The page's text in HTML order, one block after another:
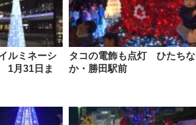
ルミネーシ
月31日ま
タコの電飾も点灯 ひたちな
か・勝田駅前